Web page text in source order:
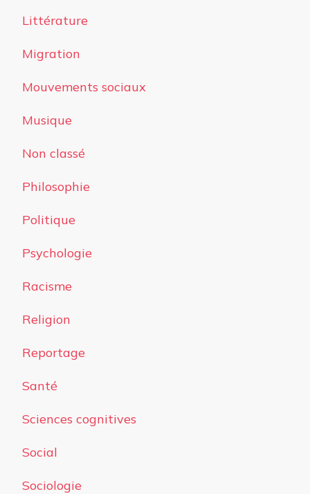
Littérature
Migration
Mouvements sociaux
Musique
Non classé
Philosophie
Politique
Psychologie
Racisme
Religion
Reportage
Santé
Sciences cognitives
Social
Sociologie